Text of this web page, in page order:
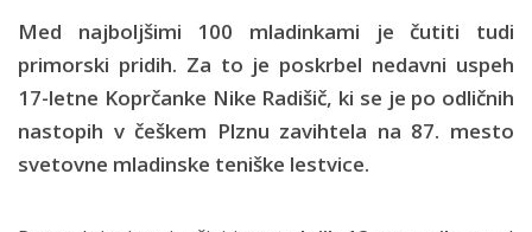
Med najboljšimi 100 mladinkami je čutiti tudi
primorski pridih. Za to je poskrbel nedavni uspeh
17-letne Koprčanke Nike Radišič, ki se je po odličnih
nastopih v češkem Plznu zavihtela na 87. mesto
svetovne mladinske teniške lestvice.